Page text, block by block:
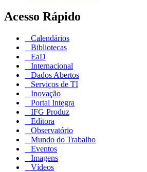
Acesso Rápido
Calendários
Bibliotecas
EaD
Internacional
Dados Abertos
Serviços de TI
Inovação
Portal Integra
IFG Produz
Editora
Observatório
Mundo do Trabalho
Eventos
Imagens
Vídeos